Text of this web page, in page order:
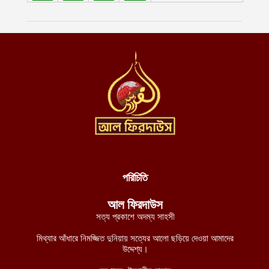
আস্থাহীনতাকে দায়ী ভাবছেন বিশ্লেষকগণ
দক্ষিণ লেবাননে আইইডি বিস্ফোরণে দুই দখলদার ইসরায়েলি সেনা নিহত,
ডান হাতে ভাত খেতে খেতে বাম হাতে নিচ্ছে ঘুষ! ঠাকুরগাঁও জেলা রেজিস্ট্রার
আগস্ট ৫, ২০২৬
পরিচিতি
আল ফিরদাউস
সত্য প্রকাশে অদম্য সাহসী
মিথ্যার আঁধারে নিমজ্জিত দুনিয়ায় সত্যের আলো ছড়িয়ে দেওয়া আমাদের
উদ্দেশ্য।